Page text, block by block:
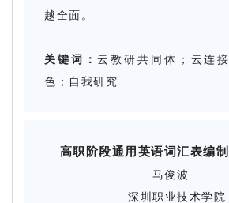
越全面。
关键词：云教研共同体；云连
色；自我研究
高职阶段通用英语词汇表编
马俊波
深圳职业技术学院